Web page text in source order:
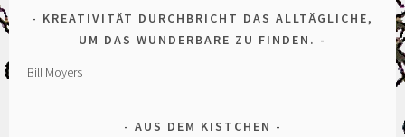
KREATIVITÄT DURCHBRICHT DAS ALLTÄGLICHE,
UM DAS WUNDERBARE ZU FINDEN.
Bill Moyers
AUS DEM KISTCHEN